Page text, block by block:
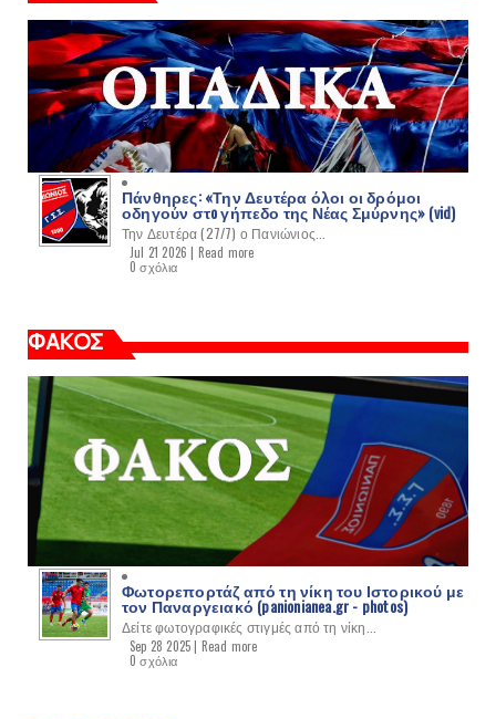
Πάνθηρες: «Την Δευτέρα όλοι οι δρόμοι
οδηγούν στo γήπεδο της Νέας Σμύρνης» (vid)
Την Δευτέρα (27/7) ο Πανιώνιος...
Jul 21 2026 | Read more
0 σχόλια
ΦΑΚΟΣ
Φωτορεπορτάζ από τη νίκη του Ιστορικού με
τον Παναργειακό (panionianea.gr - photos)
Δείτε φωτογραφικές στιγμές από τη νίκη...
Sep 28 2025 | Read more
0 σχόλια